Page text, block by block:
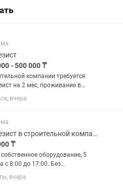
- 500 000 ₸
компании требуется
на 2 мес, проживание в
городке, работа в пределах
города
вчера
Геодезист в строительной компании
₸
оборудование, 5
с 8:00 до 17:00. Без
вчера